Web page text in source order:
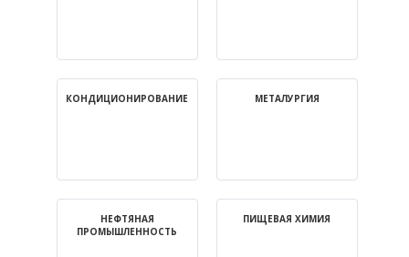
Официальный
-натрий азотнокислый (натриевая селитра)
-Калиевая селитра
-Кальцевая селитра
КОНДИЦИОНИРОВАНИЕ МЕТАЛУРГИЯ
НЕФТЯНАЯ
ПРОМЫШЛЕННОСТЬ
ПИЩЕВАЯ ХИМИЯ